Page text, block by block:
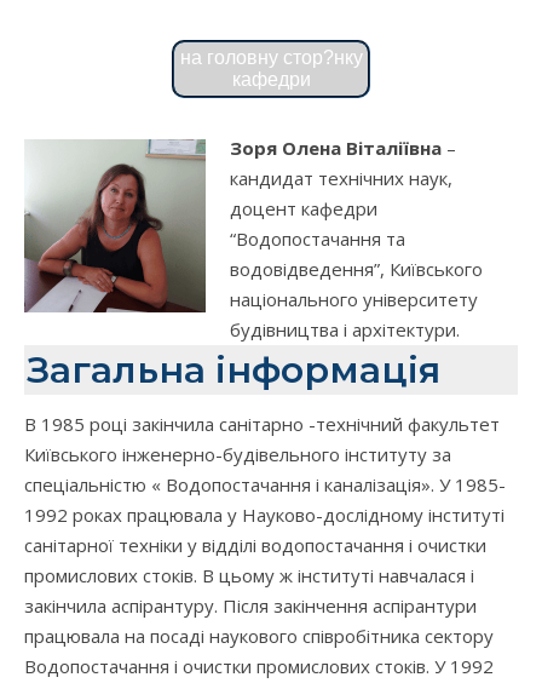
на головну стор?нку
кафедри
Зоря Олена Віталіївна –
кандидат технічних наук,
доцент кафедри
“Водопостачання та
водовідведення”, Київського
національного університету
будівництва і архітектури.
Загальна інформація
В 1985 році закінчила санітарно -технічний факультет
Київського інженерно-будівельного інституту за
спеціальністю « Водопостачання і каналізація». У 1985-
1992 роках працювала у Науково-дослідному інституті
санітарної техніки у відділі водопостачання і очистки
промислових стоків. В цьому ж інституті навчалася і
закінчила аспірантуру. Після закінчення аспірантури
працювала на посаді наукового співробітника сектору
Водопостачання і очистки промислових стоків. У 1992